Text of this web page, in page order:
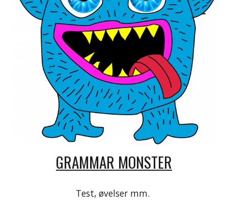
GRAMMAR MONSTER
Test, øvelser mm.